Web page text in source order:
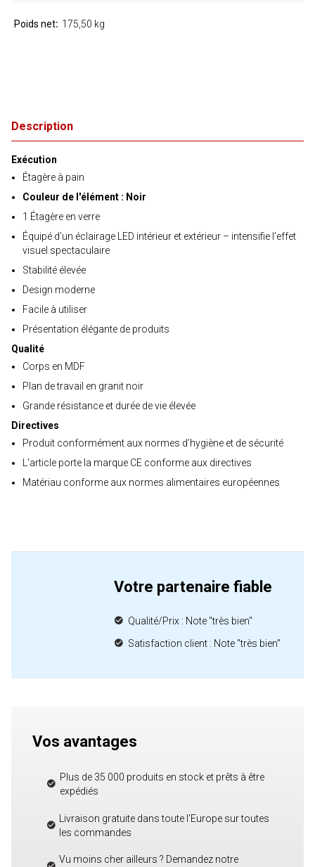
Description
Exécution
Étagère à pain
Couleur de l'élément : Noir
1 Étagère en verre
Équipé d’un éclairage LED intérieur et extérieur – intensifie l’effet
visuel spectaculaire
Stabilité élevée
Design moderne
Facile à utiliser
Présentation élégante de produits
Qualité
Corps en MDF
Plan de travail en granit noir
Grande résistance et durée de vie élevée
Directives
Produit conformément aux normes d’hygiène et de sécurité
L'article porte la marque CE conforme aux directives
Matériau conforme aux normes alimentaires européennes
Poids net 175,50 kg
Votre partenaire fiable
Qualité/Prix : Note "très bien"
Satisfaction client : Note "très bien"
Vos avantages
Plus de 35 000 produits en stock et prêts à être
expédiés
Livraison gratuite dans toute l'Europe sur toutes
les commandes
Vu moins cher ailleurs ? Demandez notre